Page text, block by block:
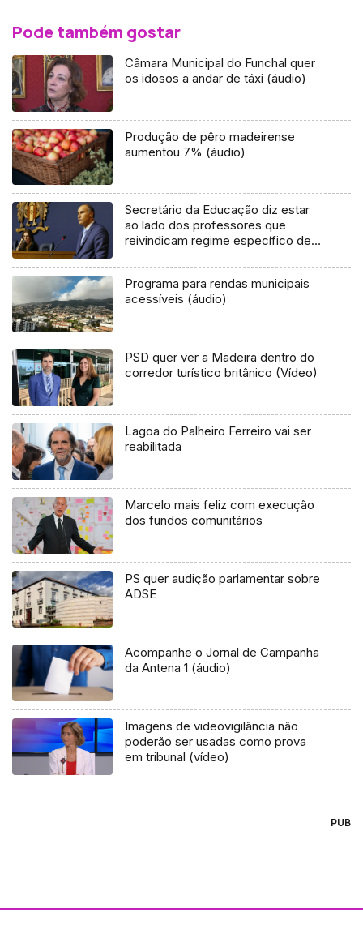
Pode também gostar
Câmara Municipal do Funchal quer
os idosos a andar de táxi (áudio)
Produção de pêro madeirense
aumentou 7% (áudio)
Secretário da Educação diz estar
ao lado dos professores que
reivindicam regime específico de
Programa para rendas municipais
acessíveis (áudio)
PSD quer ver a Madeira dentro do
corredor turístico britânico (Vídeo)
Lagoa do Palheiro Ferreiro vai ser
reabilitada
Marcelo mais feliz com execução
dos fundos comunitários
PS quer audição parlamentar sobre
ADSE
Acompanhe o Jornal de Campanha
da Antena 1 (áudio)
Imagens de videovigilância não
poderão ser usadas como prova
em tribunal (vídeo)
PUB